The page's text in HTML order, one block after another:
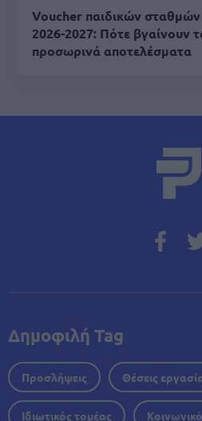
Voucher παιδικών
2026-2027: Πότε βγαίνουν
προσωρινά αποτελέσματα
Δημοφιλή Tag
Προσλήψεις Θέσεις
Ιδιωτικός τομέας